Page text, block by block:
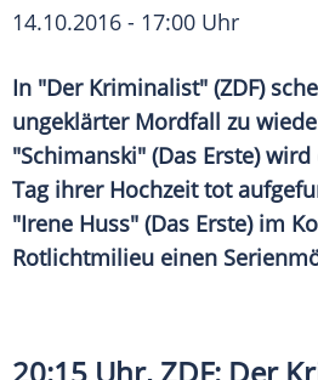
14.10.2016 - 17:00 Uhr
In "Der Kriminalist" (ZDF)
ungeklärter Mordfall zu
"Schimanski" (Das Erste)
Tag ihrer Hochzeit tot
"Irene Huss" (Das Erste) im
Rotlichtmilieu einen